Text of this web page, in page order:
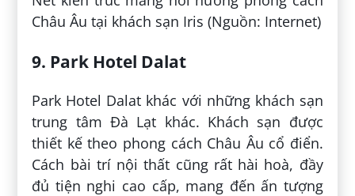
Châu Âu tại khách sạn Iris (Nguồn: Internet)
9. Park Hotel Dalat
Park Hotel Dalat khác với những khách sạn
trung tâm Đà Lạt khác. Khách sạn được
thiết kế theo phong cách Châu Âu cổ điển.
Cách bài trí nội thất cũng rất hài hoà, đầy
đủ tiện nghi cao cấp, mang đến ấn tượng